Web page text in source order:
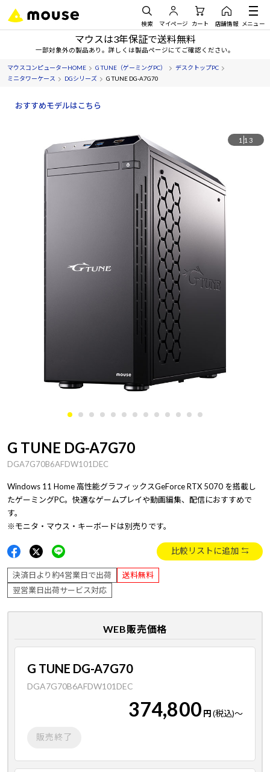
検索 マイページ カート 店舗情報 メニュー
マウスは3年保証で送料無料
一部対象外の製品あり。詳しくは製品ページにてご確認ください。
マウスコンピューターHOME G TUNE（ゲーミングPC）
デスクトップPC
ミニタワーケース
DGシリーズ G TUNE DG-A7G70
おすすめモデルはこちら
1 13
G TUNE DG-A7G70
DGA7G70B6AFDW101DEC
Windows 11 Home 高性能グラフィックスGeForce RTX 5070 を搭載し
たゲーミングPC。快適なゲームプレイや動画編集、配信におすすめで
す。
※モニタ・マウス・キーボードは別売りです。
比較リストに追加
決済日より約4営業日で出荷
送料無料
翌営業日出荷サービス対応
WEB販売価格
G TUNE DG-A7G70
DGA7G70B6AFDW101DEC
374,800 円(税込)～
販売終了